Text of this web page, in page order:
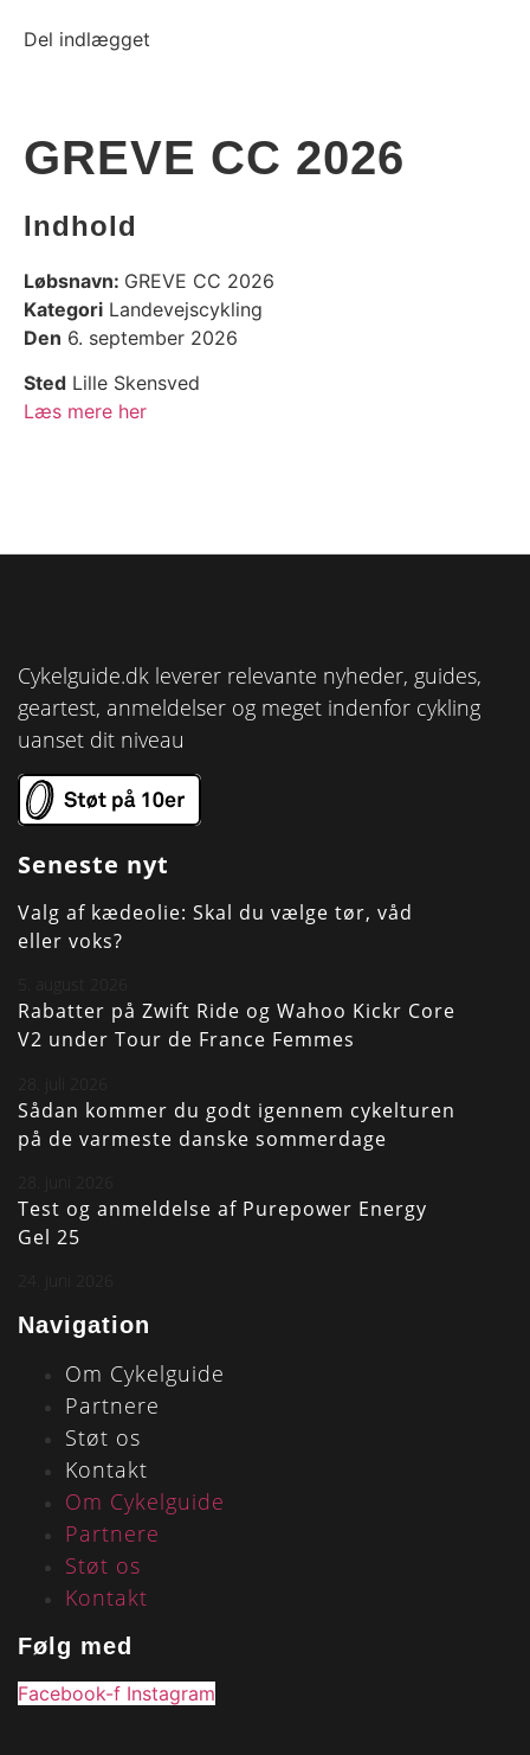
Del indlægget
GREVE CC 2026
Indhold
Løbsnavn: GREVE CC 2026
Kategori Landevejscykling
Den 6. september 2026
Sted Lille Skensved
Læs mere her
Cykelguide.dk leverer relevante nyheder, guides,
geartest, anmeldelser og meget indenfor cykling
uanset dit niveau
Seneste nyt
Valg af kædeolie: Skal du vælge tør, våd
eller voks?
5. august 2026
Rabatter på Zwift Ride og Wahoo Kickr Core
V2 under Tour de France Femmes
28. juli 2026
Sådan kommer du godt igennem cykelturen
på de varmeste danske sommerdage
28. juni 2026
Test og anmeldelse af Purepower Energy
Gel 25
24. juni 2026
Navigation
Om Cykelguide
Partnere
Støt os
Kontakt
Om Cykelguide
Partnere
Støt os
Kontakt
Følg med
Facebook-f Instagram